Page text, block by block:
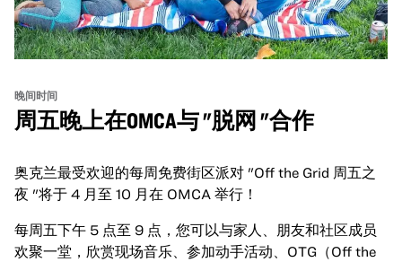
晚间时间
周五晚上在OMCA与 "脱网 "合作
奥克兰最受欢迎的每周免费街区派对 "Off the Grid 周五之
夜 "将于 4 月至 10 月在 OMCA 举行！
每周五下午 5 点至 9 点，您可以与家人、朋友和社区成员
欢聚一堂，欣赏现场音乐、参加动手活动、OTG（Off the